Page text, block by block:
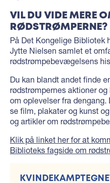
VIL DU VIDE MERE
RØDSTRØMPERNE?
På Det Kongelige Bibliotek
Jytte Nielsen samlet et
rødstrømpebevægelsens
Du kan blandt andet finde
rødstrømpernes aktioner
om oplevelser fra dengang.
se film, plakater og kunst
og artikler om
Klik på linket her for at
Biblioteks fagside om